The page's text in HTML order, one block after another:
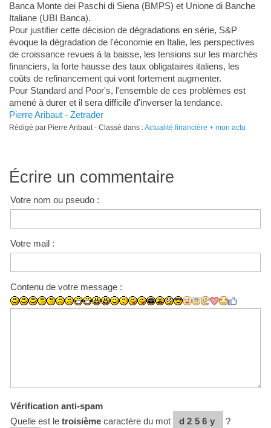
Banca Monte dei Paschi di Siena (BMPS) et Unione di Banche
Italiane (UBI Banca).
Pour justifier cette décision de dégradations en série, S&P
évoque la dégradation de l'économie en Italie, les perspectives
de croissance revues à la baisse, les tensions sur les marchés
financiers, la forte hausse des taux obligataires italiens, les
coûts de refinancement qui vont fortement augmenter.
Pour Standard and Poor's, l'ensemble de ces problèmes est
amené à durer et il sera difficile d'inverser la tendance.
Pierre Aribaut - Zetrader
Rédigé par Pierre Aribaut - Classé dans :Actualité financière + mon actu
Écrire un commentaire
Votre nom ou pseudo :
Votre mail :
Contenu de votre message :
Vérification anti-spam
Quelle est le troisièmecaractère du mot d256y ?